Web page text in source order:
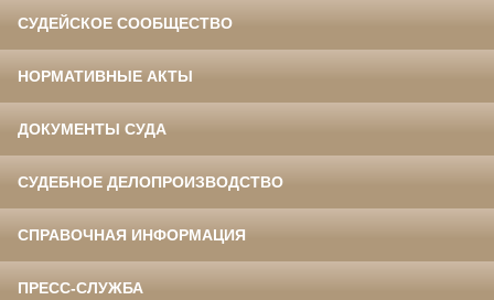
СУДЕЙСКОЕ СООБЩЕСТВО
НОРМАТИВНЫЕ АКТЫ
ДОКУМЕНТЫ СУДА
СУДЕБНОЕ ДЕЛОПРОИЗВОДСТВО
СПРАВОЧНАЯ ИНФОРМАЦИЯ
ПРЕСС-СЛУЖБА